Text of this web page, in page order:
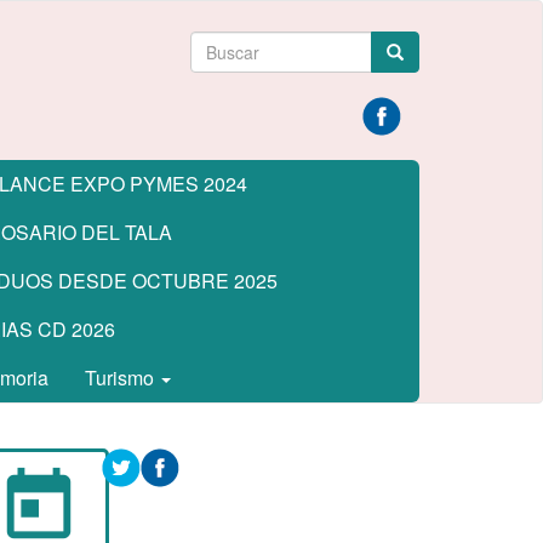
Formulario
búsqueda
EXPO PYMES 2024
DEL TALA
DESDE OCTUBRE 2025
CD 2026
Turismo
today